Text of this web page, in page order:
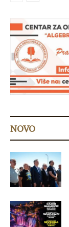
NOVO